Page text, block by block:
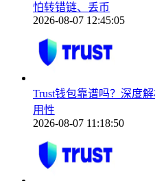
怕转错链、丢币
2026-08-07 12:45:05
Trust钱包靠谱吗？深度
用性
2026-08-07 11:18:50